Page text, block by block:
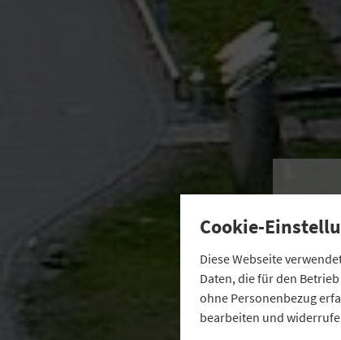
Cookie-
Diese Webseite
Daten, die für den
ohne Personenbezug
bearbeiten und